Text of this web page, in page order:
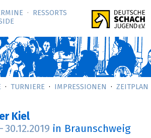
RESSORTS
TURNIERE IMPRESSIONEN ZEITPLAN
Kiel
30.12.2019 in Braunschweig